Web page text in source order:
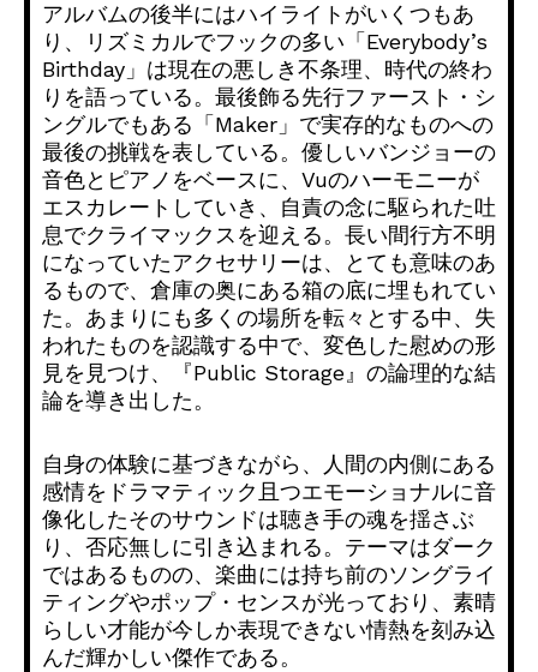
アルバムの後半にはハイライトがいくつもあ
り、
リズミカルでフックの多い「Everybody’s
Birthday」は現在の悪しき不条理、 時代の終わ
りを語っている。最後飾る先行ファースト・ シ
ングルでもある「Maker」 で実存的なものへの
最後の挑戦を表している。 優しいバンジョーの
音色とピアノをベースに、 Vuのハーモニーが
エスカレートしていき、 自責の念に駆られた吐
息でクライマックスを迎える。 長い間行方不明
になっていたアクセサリーは、
とても意味のあ
るもので、倉庫の奥にある箱の底に埋もれてい
た。 あまりにも多くの場所を転々とする中、 失
われたものを認識する中で、変色した慰めの形
見を見つけ、『Public Storage』の論理的な結
論を導き出した。
自身の体験に基づきながら、
人間の内側にある
感情をドラマティック且つエモーショナルに音
像化したそのサウンドは聴き手の魂を揺さぶ
り、 否応無しに引き込まれる。テーマはダーク
ではあるものの、 楽曲には持ち前のソングライ
ティングやポップ・ センスが光っており、 素晴
らしい才能が今しか表現できない情熱を刻み込
んだ輝かしい傑作である。